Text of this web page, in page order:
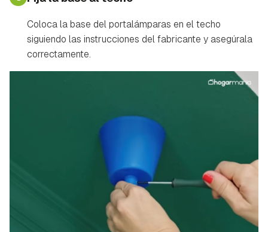
Coloca la base del portalámparas en el techo
siguiendo las instrucciones del fabricante y asegúrala
correctamente.